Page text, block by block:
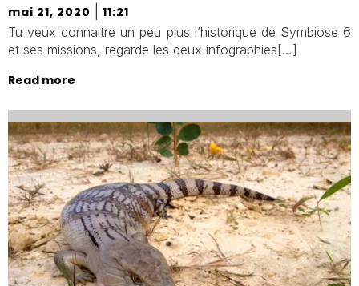
mai 21, 2020
11:21
Tu veux connaitre un peu plus l’historique de Symbiose 6
et ses missions, regarde les deux infographies[…]
Read more